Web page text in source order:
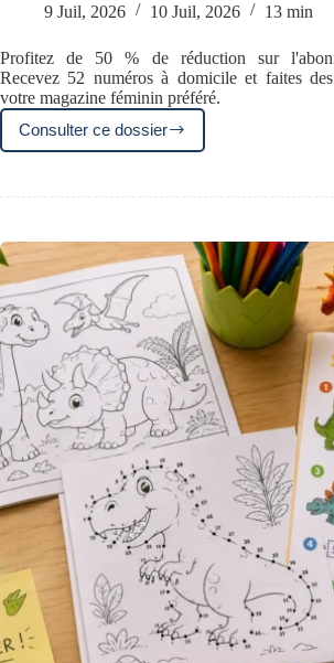
9 Juil, 2026
10 Juil, 2026 13 min
Profitez de 50 % de réduction sur
Recevez 52 numéros à domicile et faites
votre magazine féminin préféré.
Consulter ce dossier
Abonnement
ELLE
cher
50
%
de
réduction
sur
votre
abonnement